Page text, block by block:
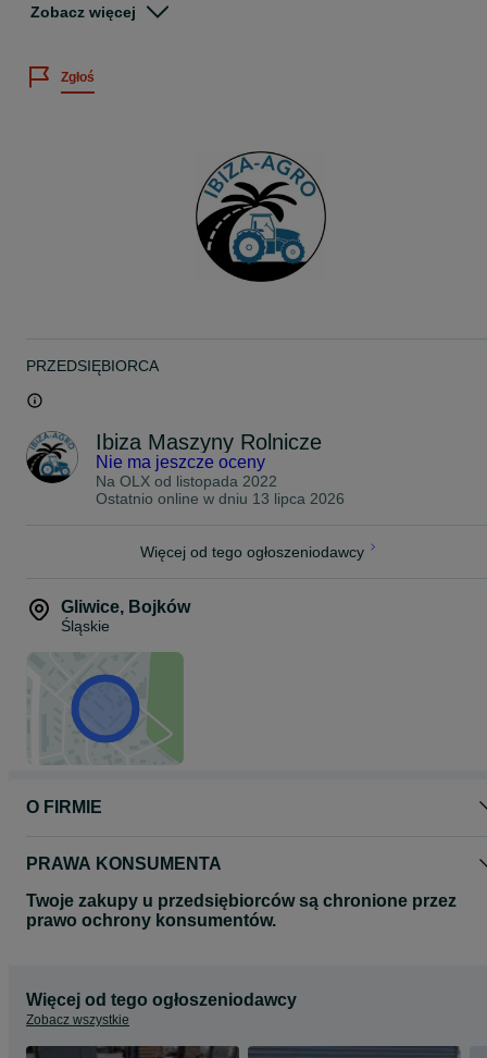
• szerokie i grube widły
Eurotrac, Everun Faucheux, JCB, John Deere, Komatsu, Kramer,
Manitou, Massey Ferguson, Merlo, New Holland, Sigma, Volvo
Możliwość dokupienia również kłów (max. 4 sztuki).
W sprzedaży mamy również pasujący do ramki chwytak do
widły do palet, kły do bel, euroramka, widły do palet, euroramka z
widłami, paleciak z tulejami, widły do palet z tulejami, paleciak do
Ursusa, paleciak do C330, paleciak do C360, paleciak do Zetora,
paleciak do tura, paleciak do ciągnika, widły do palet na tura, widły
do palet na ciągnik
Zobacz więcej
Zgłoś
PRZEDSIĘBIORCA
Ibiza Maszyny Rolnicze
Nie ma jeszcze oceny
Na OLX od listopada 2022
Ostatnio online w dniu 13 lipca 2026
Więcej od tego ogłoszeniodawcy
Gliwice, Bojków
Śląskie
O FIRMIE
PRAWA KONSUMENTA
Twoje zakupy u przedsiębiorców są chronione przez
prawo ochrony konsumentów.
Więcej od tego ogłoszeniodawcy
Zobacz wszystkie